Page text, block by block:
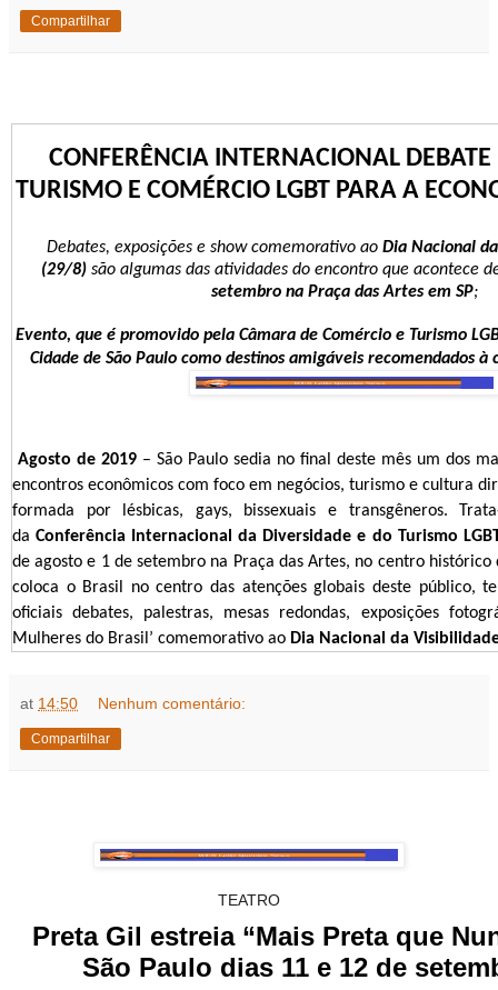
Compartilhar
CONFERÊNCIA INTERNACIONAL
TURISMO E COMÉRCIO LGBT PARA A
Debates, exposições e show comemorativo ao Dia Nacional
(29/8) são algumas das atividades do encontro que acontece
setembro na Praça das Artes em SP;
Evento, que é promovido pela Câmara de Comércio e Turismo
Cidade de São Paulo como destinos amigáveis recomendados
Agosto de 2019 – São Paulo sedia no final deste mês um dos
encontros econômicos com foco em negócios, turismo e cultura
formada por lésbicas, gays, bissexuais e transgêneros.
da Conferência Internacional da Diversidade e do Turismo
de agosto e 1 de setembro na Praça das Artes, no centro histórico
coloca o Brasil no centro das atenções globais deste público,
oficiais debates, palestras, mesas redondas, exposições
Mulheres do Brasil’ comemorativo ao Dia Nacional da
at 14:50 Nenhum comentário:
Compartilhar
TEATRO
Preta Gil estreia “Mais Preta que
São Paulo dias 11 e 12 de